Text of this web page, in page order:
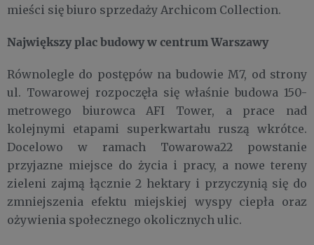
mieści się biuro sprzedaży Archicom Collection.
Największy plac budowy w centrum Warszawy
Równolegle do postępów na budowie M7, od strony
ul. Towarowej rozpoczęła się właśnie budowa 150-
metrowego biurowca AFI Tower, a prace nad
kolejnymi etapami superkwartału ruszą wkrótce.
Docelowo w ramach Towarowa22 powstanie
przyjazne miejsce do życia i pracy, a nowe tereny
zieleni zajmą łącznie 2 hektary i przyczynią się do
zmniejszenia efektu miejskiej wyspy ciepła oraz
ożywienia społecznego okolicznych ulic.